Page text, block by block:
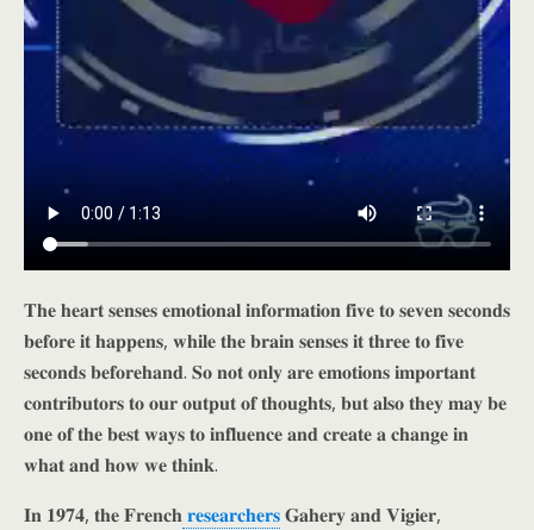
𝐓𝐡𝐞 𝐡𝐞𝐚𝐫𝐭 𝐬𝐞𝐧𝐬𝐞𝐬 𝐞𝐦𝐨𝐭𝐢𝐨𝐧𝐚𝐥 𝐢𝐧𝐟𝐨𝐫𝐦𝐚𝐭𝐢𝐨𝐧 𝐟𝐢𝐯𝐞 𝐭𝐨 𝐬𝐞𝐯𝐞𝐧 𝐬𝐞𝐜𝐨𝐧𝐝𝐬
𝐛𝐞𝐟𝐨𝐫𝐞 𝐢𝐭 𝐡𝐚𝐩𝐩𝐞𝐧𝐬, 𝐰𝐡𝐢𝐥𝐞 𝐭𝐡𝐞 𝐛𝐫𝐚𝐢𝐧 𝐬𝐞𝐧𝐬𝐞𝐬 𝐢𝐭 𝐭𝐡𝐫𝐞𝐞 𝐭𝐨 𝐟𝐢𝐯𝐞
𝐬𝐞𝐜𝐨𝐧𝐝𝐬 𝐛𝐞𝐟𝐨𝐫𝐞𝐡𝐚𝐧𝐝. 𝐒𝐨 𝐧𝐨𝐭 𝐨𝐧𝐥𝐲 𝐚𝐫𝐞 𝐞𝐦𝐨𝐭𝐢𝐨𝐧𝐬 𝐢𝐦𝐩𝐨𝐫𝐭𝐚𝐧𝐭
𝐜𝐨𝐧𝐭𝐫𝐢𝐛𝐮𝐭𝐨𝐫𝐬 𝐭𝐨 𝐨𝐮𝐫 𝐨𝐮𝐭𝐩𝐮𝐭 𝐨𝐟 𝐭𝐡𝐨𝐮𝐠𝐡𝐭𝐬, 𝐛𝐮𝐭 𝐚𝐥𝐬𝐨 𝐭𝐡𝐞𝐲 𝐦𝐚𝐲 𝐛𝐞
𝐨𝐧𝐞 𝐨𝐟 𝐭𝐡𝐞 𝐛𝐞𝐬𝐭 𝐰𝐚𝐲𝐬 𝐭𝐨 𝐢𝐧𝐟𝐥𝐮𝐞𝐧𝐜𝐞 𝐚𝐧𝐝 𝐜𝐫𝐞𝐚𝐭𝐞 𝐚 𝐜𝐡𝐚𝐧𝐠𝐞 𝐢𝐧
𝐰𝐡𝐚𝐭 𝐚𝐧𝐝 𝐡𝐨𝐰 𝐰𝐞 𝐭𝐡𝐢𝐧𝐤.
𝐈𝐧 𝟏𝟗𝟕𝟒, 𝐭𝐡𝐞 𝐅𝐫𝐞𝐧𝐜𝐡𝐫𝐞𝐬𝐞𝐚𝐫𝐜𝐡𝐞𝐫𝐬𝐆𝐚𝐡𝐞𝐫𝐲 𝐚𝐧𝐝 𝐕𝐢𝐠𝐢𝐞𝐫,